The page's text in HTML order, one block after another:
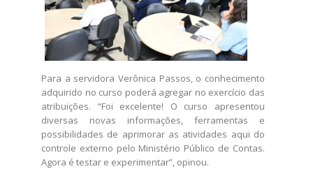
Para a servidora Verônica Passos, o conhecimento
adquirido no curso poderá agregar no exercício das
atribuições. “Foi excelente! O curso apresentou
diversas novas informações, ferramentas e
possibilidades de aprimorar as atividades aqui do
controle externo pelo Ministério Público de Contas.
Agora é testar e experimentar”, opinou.